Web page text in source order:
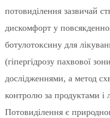
потовиділення зазвичай
дискомфорт у
ботулотоксину для
(гіпергідрозу пахвової
дослідженнями, а метод
контролю за продуктами
Потовиділення є